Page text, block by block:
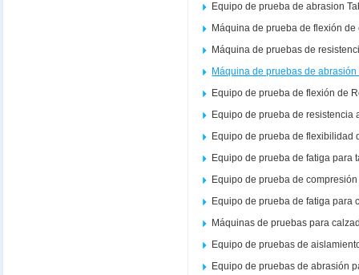
Equipo de prueba de abrasion
Máquina de prueba de flexión de
Máquina de pruebas de
Máquina de pruebas de
Equipo de prueba de flexión de
Equipo de prueba de resistencia
Equipo de prueba de flexibilidad
Equipo de prueba de fatiga para
Equipo de prueba de
Equipo de prueba de fatiga para
Máquinas de pruebas para
Equipo de pruebas de
Equipo de pruebas de abrasión